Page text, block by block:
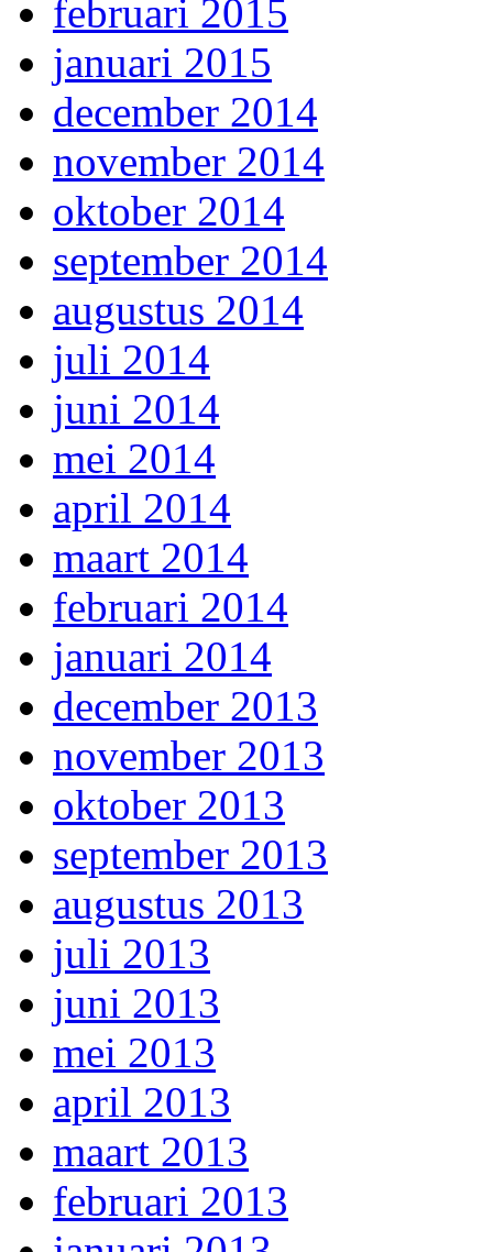
februari 2015
januari 2015
december 2014
november 2014
oktober 2014
september 2014
augustus 2014
juli 2014
juni 2014
mei 2014
april 2014
maart 2014
februari 2014
januari 2014
december 2013
november 2013
oktober 2013
september 2013
augustus 2013
juli 2013
juni 2013
mei 2013
april 2013
maart 2013
februari 2013